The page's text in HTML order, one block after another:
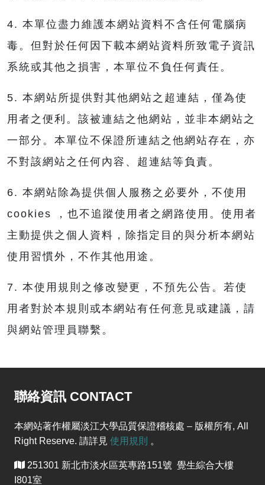
4. 本單位盡力維護本網站資料不含任何電腦病
毒。但對於任何因下載本網站資料所致電子資訊
系統或其他之損害，本單位不負任何責任。
5. 本網站所提供對其他網站之超連結，僅為使
用者之便利。該被連結之他網站，並非本網站之
一部分。本單位不保證所連結之他網站存在，亦
不對該網站之任何內容、超連結等負責。
6. 本網站除為提供個人服務之必要外，不使用
cookies ，也不追蹤使用者之網路使用。使用者
主動提供之個人資料，除指定目的與分析本網站
使用習慣外，不作其他用途。
7. 本使用規則之修改變更，不預先公告。若使
用者對於本規則或本網站有任何意見或建議，請
與網站管理員聯繫。
聯絡資訊 CONTACT
本網站著作權屬淡江大學品質保證稽核處 – 版權所有, All
Right Reserve. 請詳見 使用規則 。
251301 新北市淡水區英專路151號 覺生綜合大樓
I801室